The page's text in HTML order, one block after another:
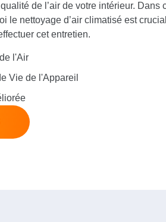
de l’air de votre intérieur. Dans
le nettoyage d’air climatisé est
cet entretien.
l'Air
Vie de l'Appareil